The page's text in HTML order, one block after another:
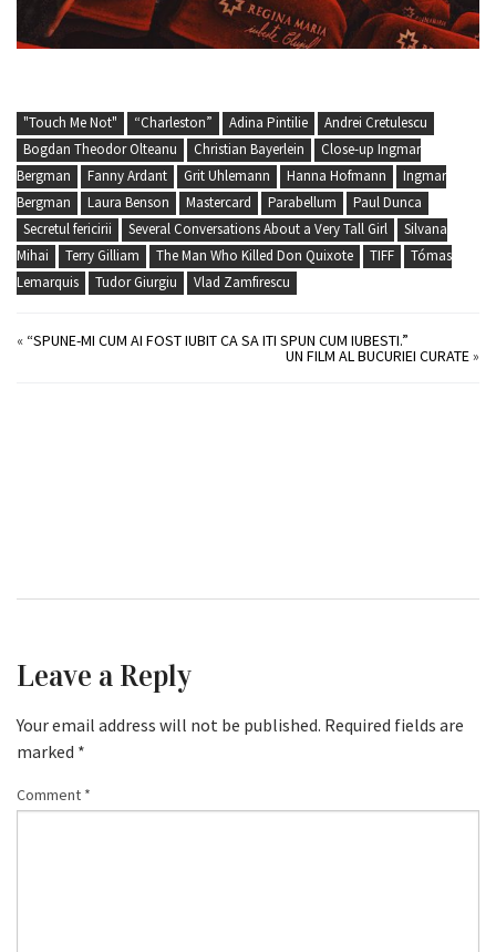
"Touch Me Not" “Charleston” Adina Pintilie
Andrei Cretulescu
Bogdan Theodor Olteanu
Christian Bayerlein
Close-up Ingmar
Bergman
Fanny Ardant Grit Uhlemann Hanna Hofmann
Ingmar
Bergman
Laura Benson Mastercard Parabellum
Paul Dunca
Secretul fericirii
Several Conversations About a Very Tall Girl
Silvana
Mihai
Terry Gilliam The Man Who Killed Don Quixote TIFF
Tómas
Lemarquis
Tudor Giurgiu Vlad Zamfirescu
« “SPUNE-MI CUM AI FOST IUBIT CA SA ITI SPUN CUM IUBESTI.”
UN FILM AL BUCURIEI CURATE»
Leave a Reply
Your email address will not be published. Required fields are
marked *
Comment *